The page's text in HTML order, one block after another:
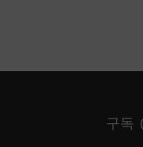
구독